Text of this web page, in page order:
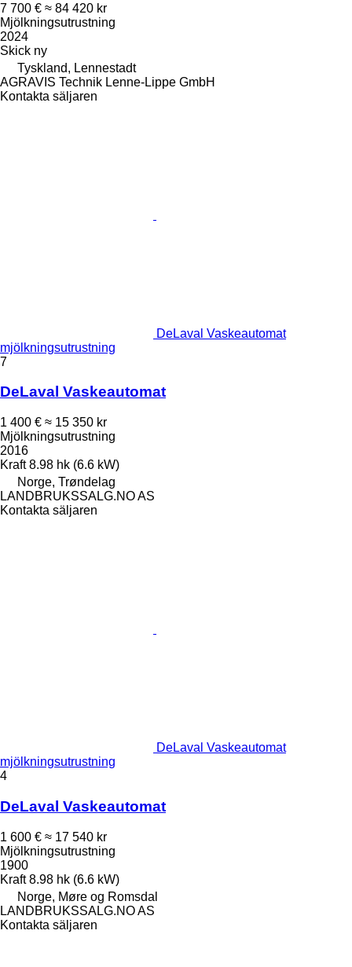
7 700 € ≈ 84 420 kr
Mjölkningsutrustning
2024
Skick ny
Tyskland, Lennestadt
AGRAVIS Technik Lenne-Lippe GmbH
Kontakta säljaren
DeLaval Vaskeautomat
mjölkningsutrustning
7
DeLaval Vaskeautomat
1 400 € ≈ 15 350 kr
Mjölkningsutrustning
2016
Kraft 8.98 hk (6.6 kW)
Norge, Trøndelag
LANDBRUKSSALG.NO AS
Kontakta säljaren
DeLaval Vaskeautomat
mjölkningsutrustning
4
DeLaval Vaskeautomat
1 600 € ≈ 17 540 kr
Mjölkningsutrustning
1900
Kraft 8.98 hk (6.6 kW)
Norge, Møre og Romsdal
LANDBRUKSSALG.NO AS
Kontakta säljaren